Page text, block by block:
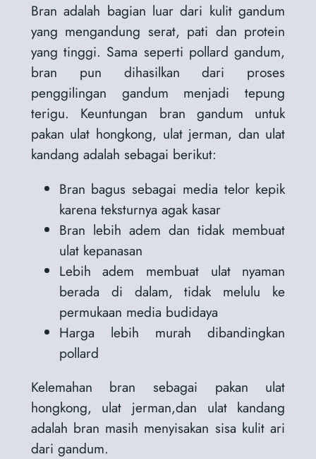
Bran adalah bagian luar dari kulit gandum
yang mengandung serat, pati dan protein
yang tinggi. Sama seperti pollard gandum,
bran pun dihasilkan dari proses
penggilingan gandum menjadi tepung
terigu. Keuntungan bran gandum untuk
pakan ulat hongkong, ulat jerman, dan ulat
kandang adalah sebagai berikut:
Bran bagus sebagai media telor kepik
karena teksturnya agak kasar
Bran lebih adem dan tidak membuat
ulat kepanasan
Lebih adem membuat ulat nyaman
berada di dalam, tidak melulu ke
permukaan media budidaya
Harga lebih murah dibandingkan
pollard
Kelemahan bran sebagai pakan ulat
hongkong, ulat jerman,dan ulat kandang
adalah bran masih menyisakan sisa kulit ari
dari gandum.